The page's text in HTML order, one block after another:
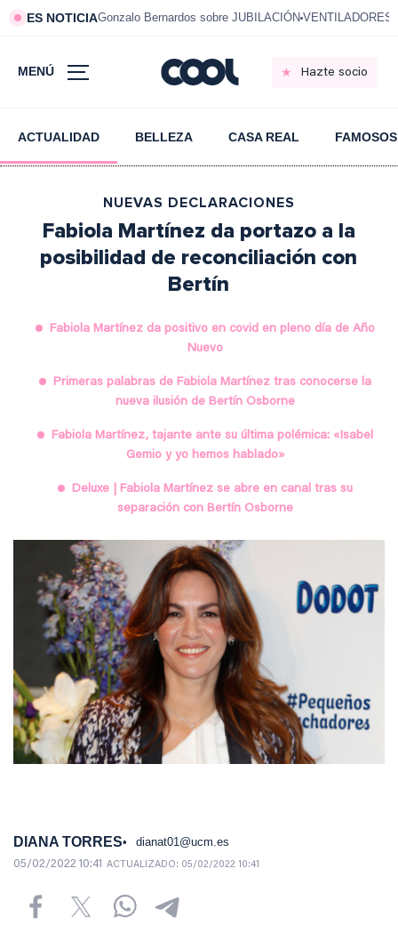
ES NOTICIAGonzalo Bernardos sobre JUBILACIÓN VENTILADORES
MENÚ Hazte socio
ACTUALIDAD BELLEZA CASA REAL FAMOSOS
NUEVAS DECLARACIONES
Fabiola Martínez da portazo a la
posibilidad de reconciliación con
Bertín
Fabiola Martínez da positivo en covid en pleno día de Año
Nuevo
Primeras palabras de Fabiola Martínez tras conocerse la
nueva ilusión de Bertín Osborne
Fabiola Martínez, tajante ante su última polémica: «Isabel
Gemio y yo hemos hablado»
Deluxe | Fabiola Martínez se abre en canal tras su
separación con Bertín Osborne
DIANA TORRES dianat01@ucm.es
05/02/2022 10:41 ACTUALIZADO: 05/02/2022 10:41